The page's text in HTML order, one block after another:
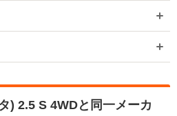
) 2.5 S 4WDと同一メーカ